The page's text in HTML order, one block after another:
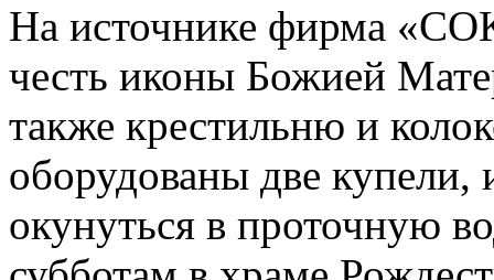
На источнике фирма
честь иконы Божией
также крестильню и
оборудованы две
окунуться в проточную